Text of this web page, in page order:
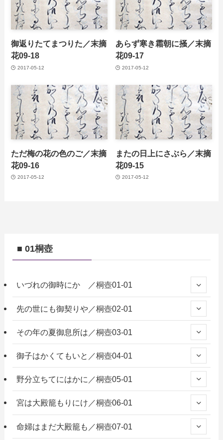
御返りたてまつりた／末摘
花09-18
2017-05-12
あらず寒き霜朝に掻／末摘
花09-17
2017-05-12
ただ梅の花の色のご／末摘
花09-16
2017-05-12
またの日上にさぶら／末摘
花09-15
2017-05-12
■ 01桐壺
いづれの御時にか ／桐壺01-01
先の世にも御契りや／桐壺02-01
その年の夏御息所は／桐壺03-01
御子はかくてもいと／桐壺04-01
野分立ちてにはかに／桐壺05-01
宮は大殿籠もりにけ／桐壺06-01
命婦はまだ大殿籠も／桐壺07-01